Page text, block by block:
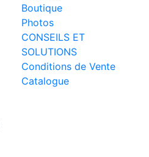
Boutique
Photos
CONSEILS ET
SOLUTIONS
Conditions de Vente
Catalogue